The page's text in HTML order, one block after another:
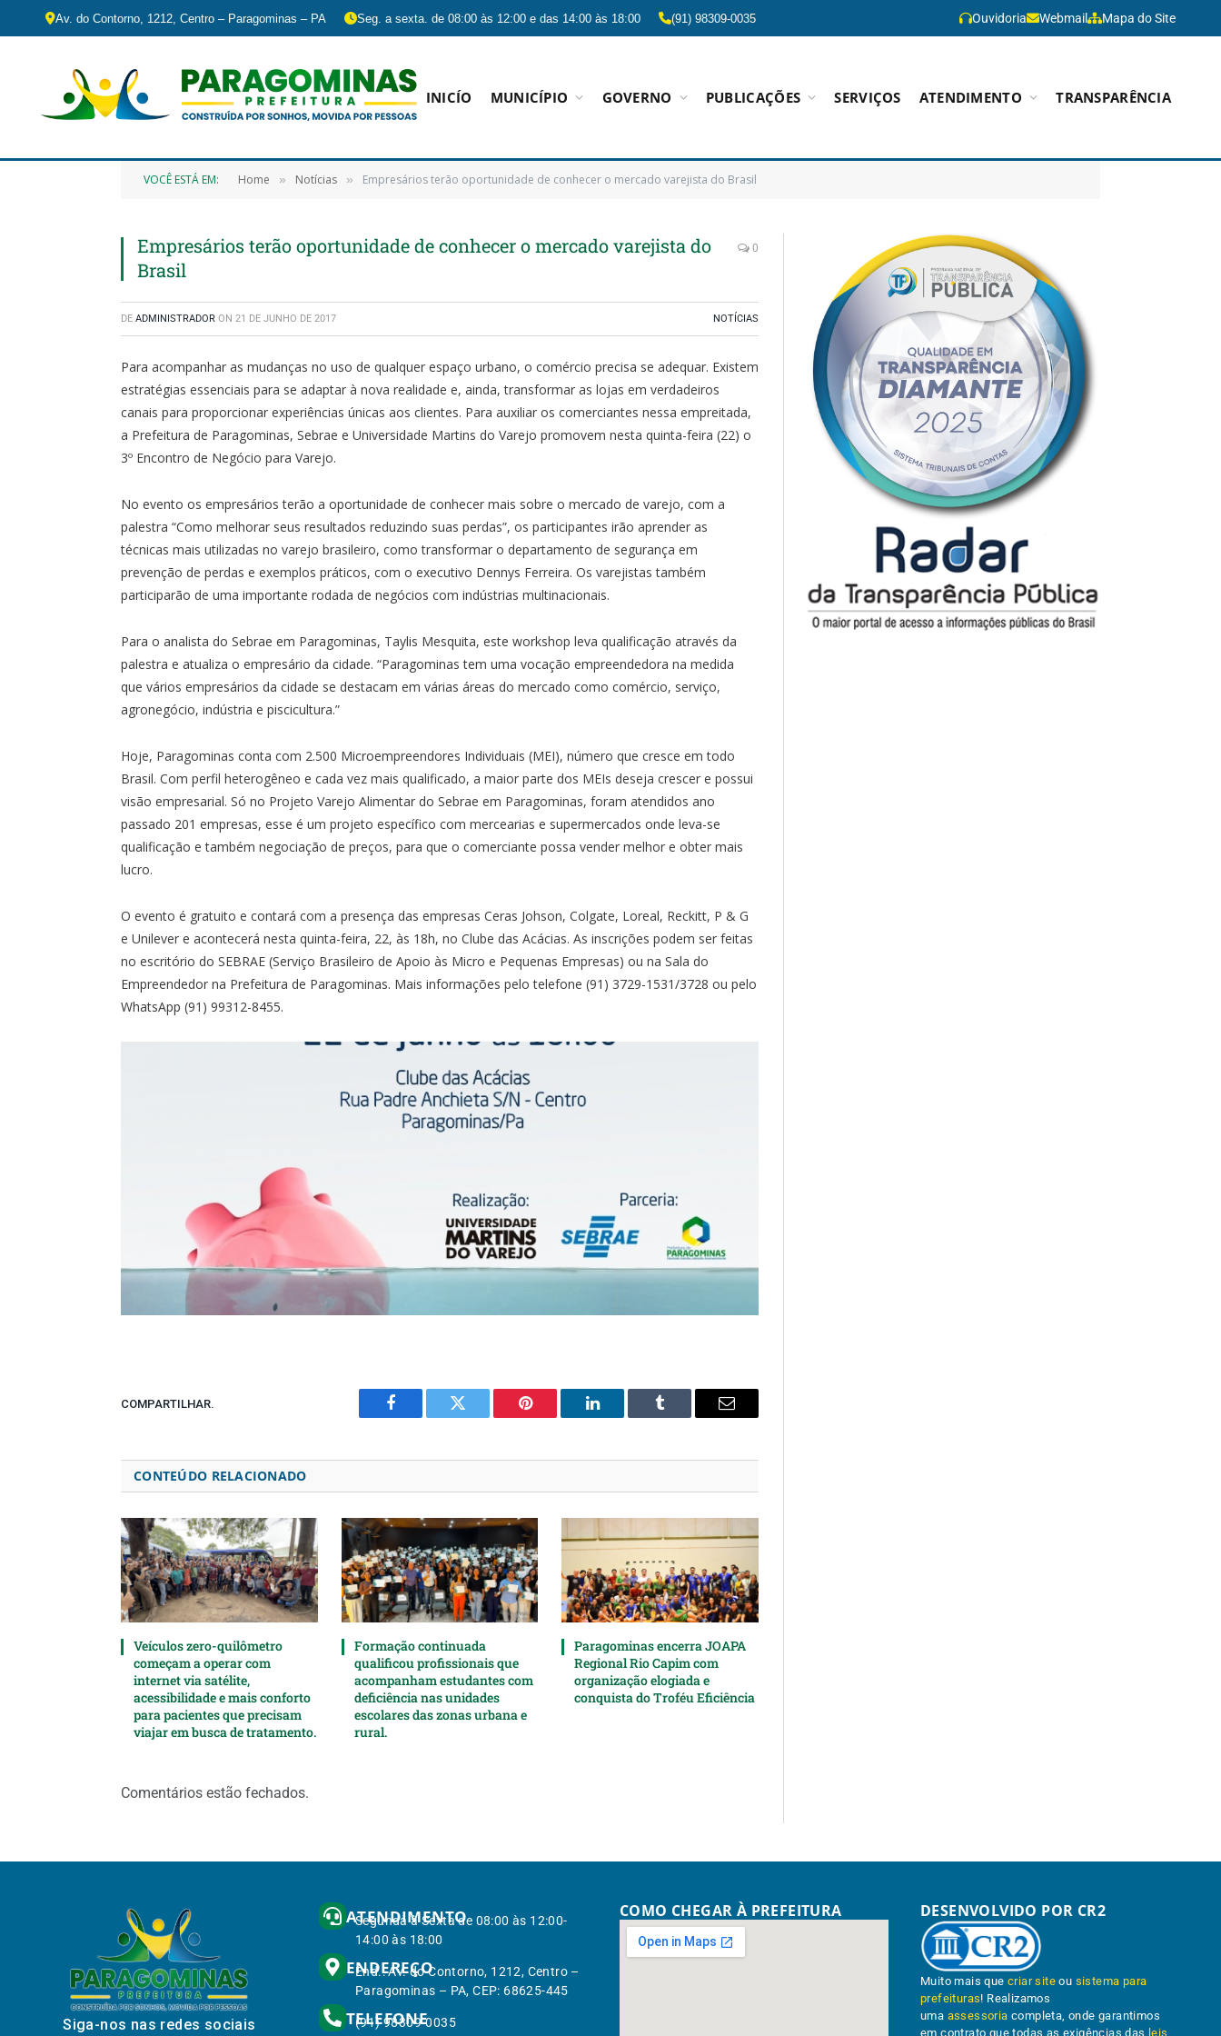
Av. do Contorno, 1212, Centro – Paragominas – PA Seg. a sexta. de 08:00 às 12:00 e das 14:00 às 18:00 (91) 98309-0035 Ouvidoria Webmail Mapa do Site
INICÍO MUNICÍPIO GOVERNO PUBLICAÇÕES SERVIÇOS ATENDIMENTO TRANSPARÊNCIA
VOCÊ ESTÁ EM: Home » Notícias » Empresários terão oportunidade de conhecer o mercado varejista do Brasil
Empresários terão oportunidade de conhecer o mercado varejista do
Brasil
0
DE ADMINISTRADOR ON 21 DE JUNHO DE 2017 NOTÍCIAS
Para acompanhar as mudanças no uso de qualquer espaço urbano, o comércio precisa se adequar. Existem
estratégias essenciais para se adaptar à nova realidade e, ainda, transformar as lojas em verdadeiros
canais para proporcionar experiências únicas aos clientes. Para auxiliar os comerciantes nessa empreitada,
a Prefeitura de Paragominas, Sebrae e Universidade Martins do Varejo promovem nesta quinta-feira (22) o
3º Encontro de Negócio para Varejo.
No evento os empresários terão a oportunidade de conhecer mais sobre o mercado de varejo, com a
palestra “Como melhorar seus resultados reduzindo suas perdas”, os participantes irão aprender as
técnicas mais utilizadas no varejo brasileiro, como transformar o departamento de segurança em
prevenção de perdas e exemplos práticos, com o executivo Dennys Ferreira. Os varejistas também
participarão de uma importante rodada de negócios com indústrias multinacionais.
Para o analista do Sebrae em Paragominas, Taylis Mesquita, este workshop leva qualificação através da
palestra e atualiza o empresário da cidade. “Paragominas tem uma vocação empreendedora na medida
que vários empresários da cidade se destacam em várias áreas do mercado como comércio, serviço,
agronegócio, indústria e piscicultura.”
Hoje, Paragominas conta com 2.500 Microempreendores Individuais (MEI), número que cresce em todo
Brasil. Com perfil heterogêneo e cada vez mais qualificado, a maior parte dos MEIs deseja crescer e possui
visão empresarial. Só no Projeto Varejo Alimentar do Sebrae em Paragominas, foram atendidos ano
passado 201 empresas, esse é um projeto específico com mercearias e supermercados onde leva-se
qualificação e também negociação de preços, para que o comerciante possa vender melhor e obter mais
lucro.
O evento é gratuito e contará com a presença das empresas Ceras Johson, Colgate, Loreal, Reckitt, P & G
e Unilever e acontecerá nesta quinta-feira, 22, às 18h, no Clube das Acácias. As inscrições podem ser feitas
no escritório do SEBRAE (Serviço Brasileiro de Apoio às Micro e Pequenas Empresas) ou na Sala do
Empreendedor na Prefeitura de Paragominas. Mais informações pelo telefone (91) 3729-1531/3728 ou pelo
WhatsApp (91) 99312-8455.
COMPARTILHAR.
Facebook Twitter Pinterest LinkedIn Tumblr Email
CONTEÚDO RELACIONADO
Veículos zero-quilômetro
começam a operar com
internet via satélite,
acessibilidade e mais conforto
para pacientes que precisam
viajar em busca de tratamento.
Formação continuada
qualificou profissionais que
acompanham estudantes com
deficiência nas unidades
escolares das zonas urbana e
rural.
Paragominas encerra JOAPA
Regional Rio Capim com
organização elogiada e
conquista do Troféu Eficiência
Comentários estão fechados.
Siga-nos nas redes sociais
ATENDIMENTO
Segunda à Sexta de 08:00 às 12:00-
14:00 às 18:00
ENDEREÇO
End.: Av. do Contorno, 1212, Centro –
Paragominas – PA, CEP: 68625-445
TELEFONE
(91) 98309-0035
COMO CHEGAR À PREFEITURA DESENVOLVIDO POR CR2
Muito mais quecriar site ou sistema para
prefeituras! Realizamos
uma assessoria completa, onde garantimos
em contrato que todas as exigências das leis